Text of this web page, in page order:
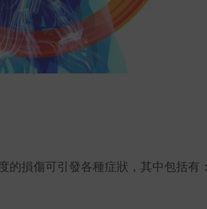
損傷可引發各種症狀，其中包括有：